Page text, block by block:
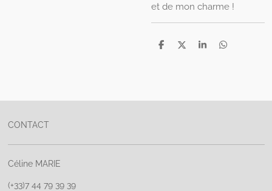
et de mon charme !
P
e
P
e
P
e
P
e
CONTACT
Céline MARIE
(+33)7 44 79 39 39